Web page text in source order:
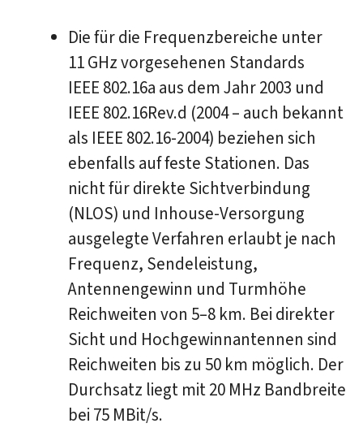
Die für die Frequenzbereiche unter
11 GHz vorgesehenen Standards
IEEE 802.16a aus dem Jahr 2003 und
IEEE 802.16Rev.d (2004 – auch bekannt
als IEEE 802.16-2004) beziehen sich
ebenfalls auf feste Stationen. Das
nicht für direkte Sichtverbindung
(NLOS) und Inhouse-Versorgung
ausgelegte Verfahren erlaubt je nach
Frequenz, Sendeleistung,
Antennengewinn und Turmhöhe
Reichweiten von 5–8 km. Bei direkter
Sicht und Hochgewinnantennen sind
Reichweiten bis zu 50 km möglich. Der
Durchsatz liegt mit 20 MHz Bandbreite
bei 75 MBit/s.